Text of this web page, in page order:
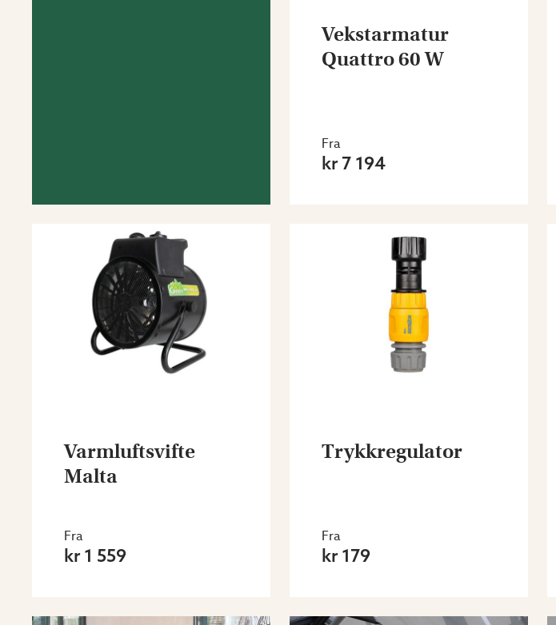
Vekstarmatur
Quattro 60 W
Fra
kr 7 194
Varmluftsvifte
Malta
Fra
kr 1 559
Trykkregulator
Fra
kr 179